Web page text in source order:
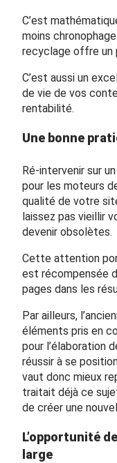
C’est
moins
recyclage offre un
C’est aussi un
de vie de vos
rentabilité.
Une bonne
Ré-intervenir sur
pour les moteurs
qualité de votre
laissez pas vieillir
devenir obsolètes.
Cette attention
est récompensée
pages dans les
Par ailleurs,
éléments pris en
pour l’élaboration
réussir à se
vaut donc mieux
traitait déjà ce
de créer une
L’opportunité
large